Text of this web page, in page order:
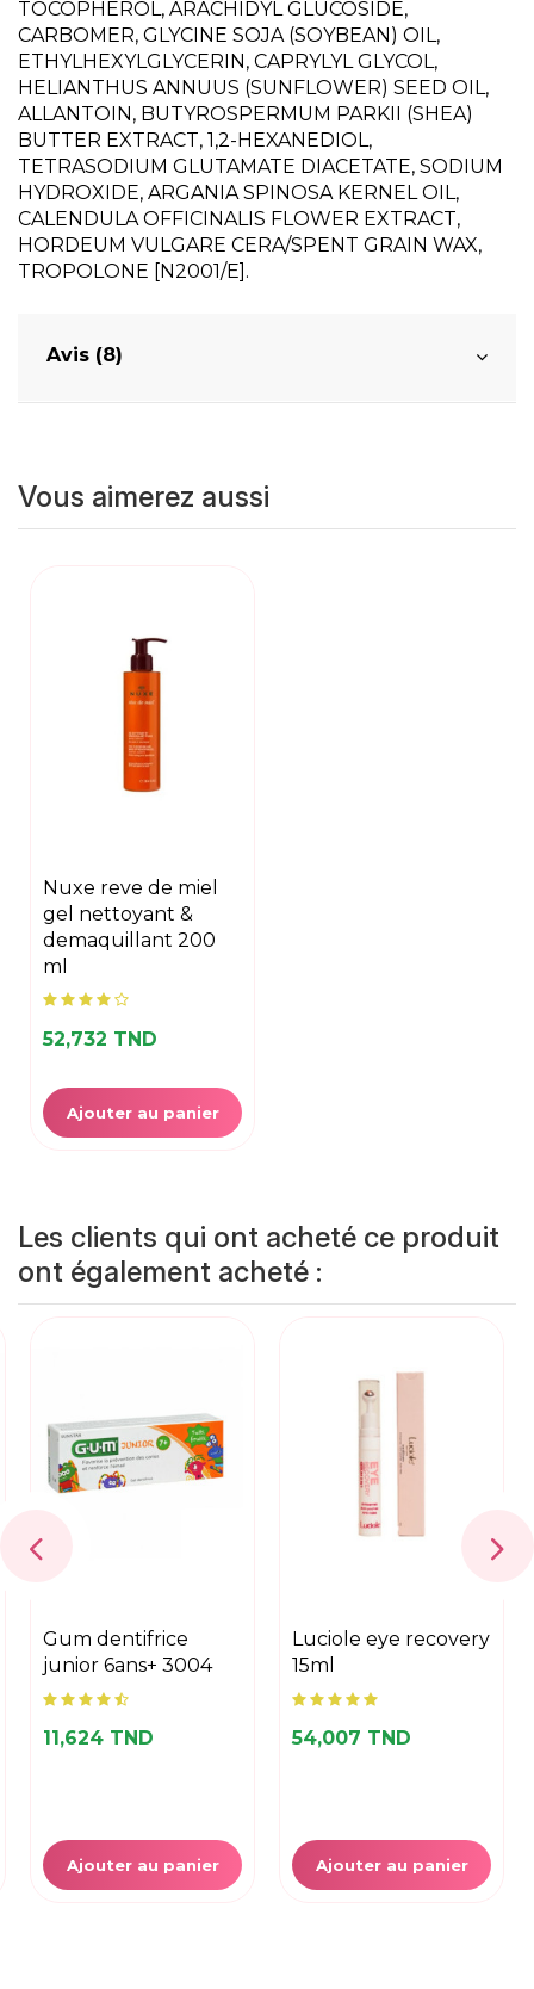
TOCOPHEROL, ARACHIDYL GLUCOSIDE,
CARBOMER, GLYCINE SOJA (SOYBEAN) OIL,
ETHYLHEXYLGLYCERIN, CAPRYLYL GLYCOL,
HELIANTHUS ANNUUS (SUNFLOWER) SEED OIL,
ALLANTOIN, BUTYROSPERMUM PARKII (SHEA)
BUTTER EXTRACT, 1,2-HEXANEDIOL,
TETRASODIUM GLUTAMATE DIACETATE, SODIUM
HYDROXIDE, ARGANIA SPINOSA KERNEL OIL,
CALENDULA OFFICINALIS FLOWER EXTRACT,
HORDEUM VULGARE CERA/SPENT GRAIN WAX,
TROPOLONE [N2001/E].
Avis (8)
Vous aimerez aussi
nuxe reve de miel
gel nettoyant &
demaquillant 200
ml
52,732 TND
Ajouter au panier
Les clients qui ont acheté ce produit
ont également acheté :
gum dentifrice
junior 6ans+ 3004
11,624 TND
Ajouter au panier
luciole eye recovery
15ml
54,007 TND
Ajouter au panier